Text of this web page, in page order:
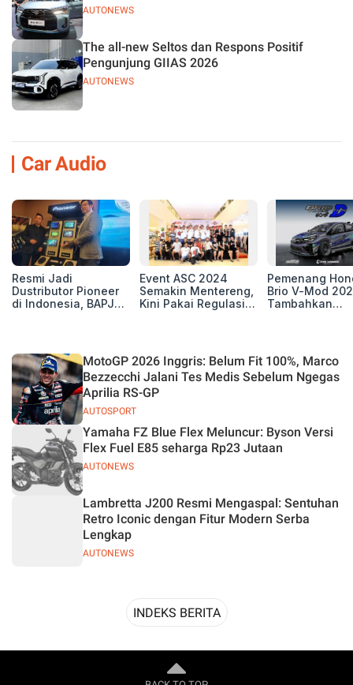
AUTONEWS
AUTONEWS
The all-new Seltos dan Respons Positif
Pengunjung GIIAS 2026
Car Audio
Resmi Jadi
Dustributor Pioneer
di Indonesia, BAPJ
Event ASC 2024
Semakin Mentereng,
Kini Pakai Regulasi
Pemenang
Brio V-Mod
Tambahkan
AUTOSPORT
MotoGP 2026 Inggris: Belum Fit 100%, Marco
Bezzecchi Jalani Tes Medis Sebelum Ngegas
Aprilia RS-GP
AUTONEWS
Yamaha FZ Blue Flex Meluncur: Byson Versi
Flex Fuel E85 seharga Rp23 Jutaan
AUTONEWS
Lambretta J200 Resmi Mengaspal: Sentuhan
Retro Iconic dengan Fitur Modern Serba
Lengkap
INDEKS BERITA